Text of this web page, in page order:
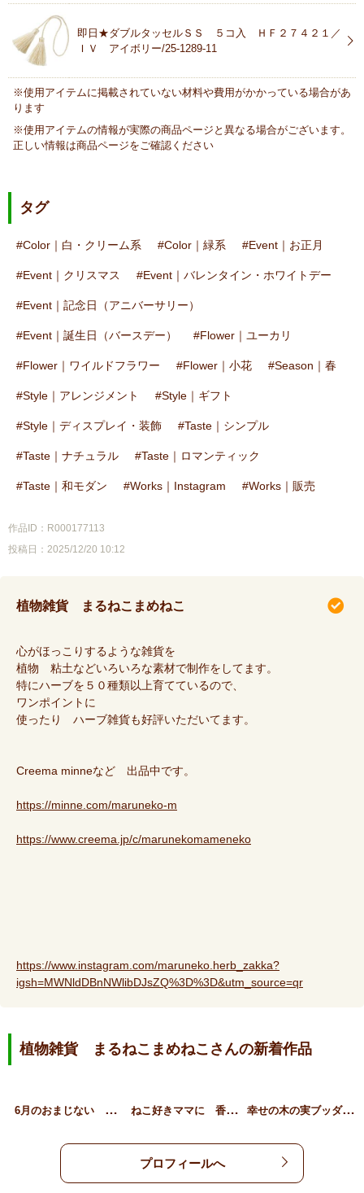
即日★ダブルタッセルＳＳ ５コ入 ＨＦ２７４２１／
ＩＶ アイボリー/25-1289-11
※使用アイテムに掲載されていない材料や費用がかかっている場合があ
ります
※使用アイテムの情報が実際の商品ページと異なる場合がございます。
正しい情報は商品ページをご確認ください
タグ
Color｜白・クリーム系 Color｜緑系 Event｜お正月
Event｜クリスマス Event｜バレンタイン・ホワイトデー
Event｜記念日（アニバーサリー）
Event｜誕生日（バースデー） Flower｜ユーカリ
Flower｜ワイルドフラワー Flower｜小花 Season｜春
Style｜アレンジメント Style｜ギフト
Style｜ディスプレイ・装飾 Taste｜シンプル
Taste｜ナチュラル Taste｜ロマンティック
Taste｜和モダン Works｜Instagram Works｜販売
作品ID：R000177113
投稿日：2025/12/20 10:12
植物雑貨 まるねこまめねこ
心がほっこりするような雑貨を
植物 粘土などいろいろな素材で制作をしてます。
特にハーブを５０種類以上育てているので、
ワンポイントに
使ったり ハーブ雑貨も好評いただいてます。
Creema minneなど 出品中です。
https://minne.com/maruneko-m
https://www.creema.jp/c/marunekomameneko
https://www.instagram.com/maruneko.herb_zakka?
igsh=MWNldDBnNWlibDJsZQ%3D%3D&utm_source=qr
植物雑貨 まるねこまめねこさんの新着作品
6
月のおまじない 紫陽花守… ね
こ好きママに 香りがつけ… 幸
せの木の実ブッダナッツ …
プロフィールへ